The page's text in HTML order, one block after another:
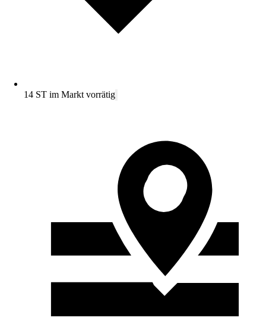
14 ST im Markt vorrätig